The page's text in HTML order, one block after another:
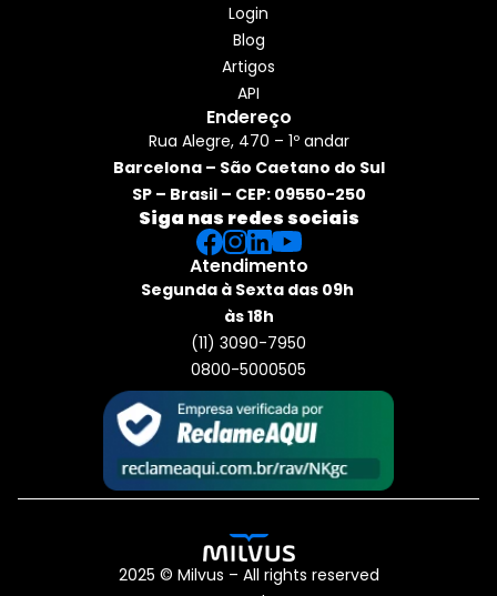
Login
Blog
Artigos
API
Endereço
Rua Alegre, 470 – 1º andar
Barcelona – São Caetano do Sul
SP – Brasil – CEP: 09550-250
Siga nas redes sociais
Atendimento
Segunda à Sexta das 09h
às 18h
(11) 3090-7950
0800-5000505
2025 © Milvus – All rights reserved